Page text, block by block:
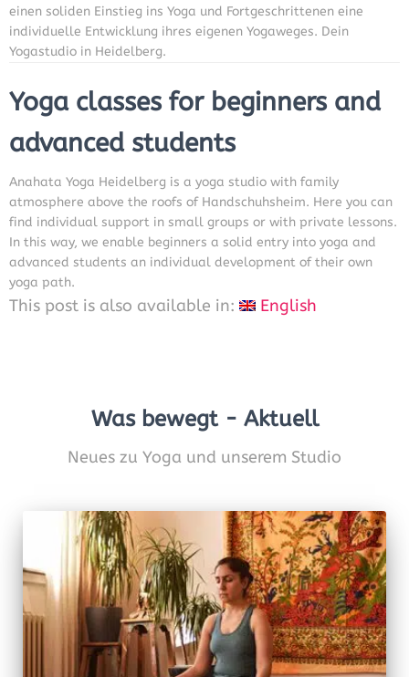
einen soliden Einstieg ins Yoga und Fortgeschrittenen eine
individuelle Entwicklung ihres eigenen Yogaweges. Dein
Yogastudio in Heidelberg.
Yoga classes for beginners and
advanced students
Anahata Yoga Heidelberg is a yoga studio with family
atmosphere above the roofs of Handschuhsheim. Here you can
find individual support in small groups or with private lessons.
In this way, we enable beginners a solid entry into yoga and
advanced students an individual development of their own
yoga path.
This post is also available in: English
Was bewegt - Aktuell
Neues zu Yoga und unserem Studio